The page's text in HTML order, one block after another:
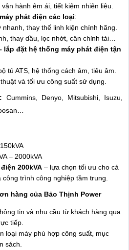
hành êm ái, tiết kiệm nhiên liệu.
phát điện các loại:
thay thế linh kiện chính hãng.
thay dầu, lọc nhớt, cân chỉnh tải…
lắp đặt hệ thống máy phát điện tận
tủ ATS, hệ thống cách âm, tiêu âm.
và tối ưu công suất sử dụng.
Cummins, Denyo, Mitsubishi, Isuzu,
– 2000kVA
200kVA – lựa chọn tối ưu cho cả
công trình công nghiệp tầm trung.
hàng của Bảo Thịnh Power
tin và nhu cầu từ khách hàng qua
tiếp.
loại máy phù hợp công suất, mục
sách.